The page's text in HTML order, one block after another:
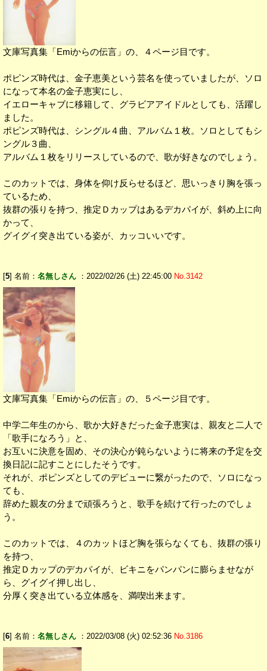
文庫写真集「Emiからの伝言」の、４ページ目です。
ポピンズ時代は、金子恵美という芸名を使っていましたが、ソロ
になって本名の金子恵実にし、
イエローキャブに移籍して、グラビアアイドルとしても、活躍し
ました。
ポピンズ時代は、シングル４曲、アルバム１枚。ソロとしてもシ
ングル３曲、
アルバム１枚をリリースしているので、歌が好きなのでしょう。
このカットでは、身体を仰け反らせるほど、思いっきり胸を張っ
ているため、
抜群の張りを持つ、推定Ｄカップはあるデカパイが、斜め上に向
かって、
グイグイ突き出ている姿が、カッコいいです。
[5] 名前： 名無しさん ：2022/02/26 (土) 22:45:00 No.3142
文庫写真集「Emiからの伝言」の、５ページ目です。
中学二年生のから、歌か大好きだった金子恵実は、親友と二人で
「歌手になろう」と、
お互いに決意を固め、その決心が鈍らないように将来の予定を交
換日記に記すことにしたそうです。
それが、ポピンズとしてのデビューに繋がったので、ソロになっ
ても、
辞めた親友の分まで頑張ろうと、歌手を続けて行ったのでしょ
う。
このカットでは、４のカットほど胸を張らなくても、抜群の張り
を持つ、
推定Ｄカップのデカパイが、ビキニをパンパンに膨らませなが
ら、グイグイ押し出し、
分厚く突き出ている立体感を、満喫出来ます。
[6] 名前： 名無しさん ：2022/03/08 (火) 02:52:36 No.3186